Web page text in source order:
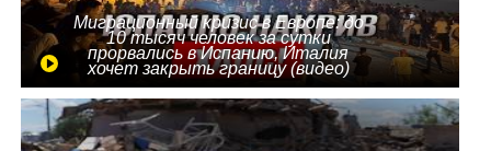
Миграционный кризис в Европе: до
10 тысяч человек за сутки
прорвались в Испанию, Италия
хочет закрыть границу (видео)